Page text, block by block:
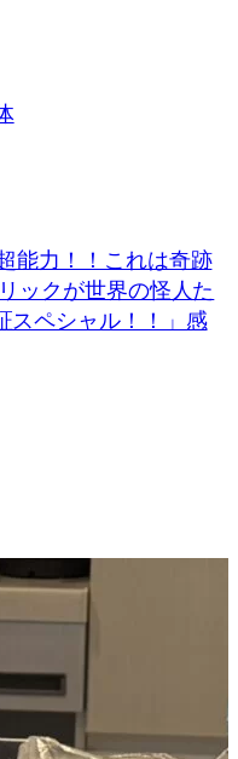
能力！！これは奇跡
ックが世界の怪人た
スペシャル！！」感